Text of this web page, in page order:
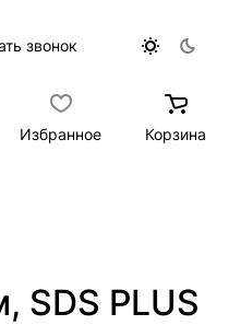
звонок
Избранное Корзина
SDS PLUS